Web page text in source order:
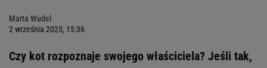
Marta Wudel
2 września 2023, 15:36
Czy kot rozpoznaje swojego właściciela? Jeśli tak,